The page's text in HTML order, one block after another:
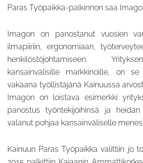
Paras Työpaikka-palkinnon saa
Imagon on panostanut vuosien
ilmapiiriin, ergonomiaan,
henkilöstöjohtamiseen.
kansainvälisille markkinoille, on
vakaana työllistäjänä Kainuussa
Imagon on loistava esimerkki
panostus työntekijöihinsä ja
valanut pohjaa kansainväliselle
Kainuun Paras Työpaikka valittiin jo